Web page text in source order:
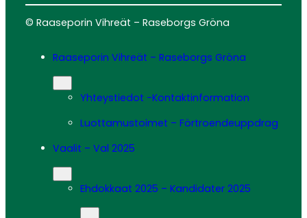
© Raaseporin Vihreät – Raseborgs Gröna
Raaseporin Vihreät – Raseborgs Gröna
Yhteystiedot -Kontaktinformation
Luottamustoimet – Förtroendeuppdrag
Vaalit – Val 2025
Ehdokkaat 2025 – Kandidater 2025